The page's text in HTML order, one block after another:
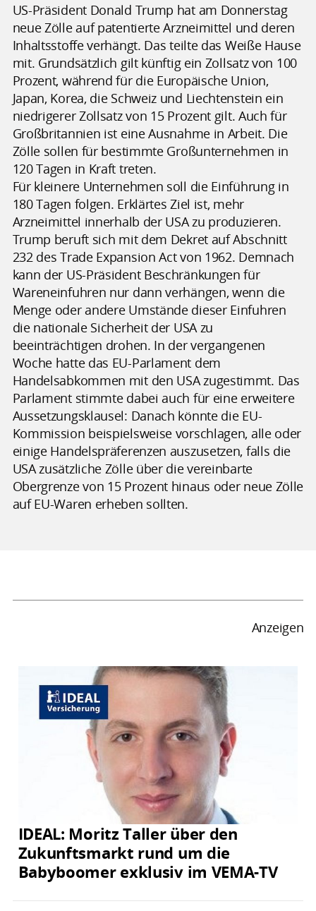
US-Präsident Donald Trump hat am Donnerstag
neue Zölle auf patentierte Arzneimittel und deren
Inhaltsstoffe verhängt. Das teilte das Weiße Hause
mit. Grundsätzlich gilt künftig ein Zollsatz von 100
Prozent, während für die Europäische Union,
Japan, Korea, die Schweiz und Liechtenstein ein
niedrigerer Zollsatz von 15 Prozent gilt. Auch für
Großbritannien ist eine Ausnahme in Arbeit. Die
Zölle sollen für bestimmte Großunternehmen in
120 Tagen in Kraft treten.
Für kleinere Unternehmen soll die Einführung in
180 Tagen folgen. Erklärtes Ziel ist, mehr
Arzneimittel innerhalb der USA zu produzieren.
Trump beruft sich mit dem Dekret auf Abschnitt
232 des Trade Expansion Act von 1962. Demnach
kann der US-Präsident Beschränkungen für
Wareneinfuhren nur dann verhängen, wenn die
Menge oder andere Umstände dieser Einfuhren
die nationale Sicherheit der USA zu
beeinträchtigen drohen. In der vergangenen
Woche hatte das EU-Parlament dem
Handelsabkommen mit den USA zugestimmt. Das
Parlament stimmte dabei auch für eine erweitere
Aussetzungsklausel: Danach könnte die EU-
Kommission beispielsweise vorschlagen, alle oder
einige Handelspräferenzen auszusetzen, falls die
USA zusätzliche Zölle über die vereinbarte
Obergrenze von 15 Prozent hinaus oder neue Zölle
auf EU-Waren erheben sollten.
Anzeigen
IDEAL: Moritz Taller über den
Zukunftsmarkt rund um die
Babyboomer exklusiv im VEMA-TV